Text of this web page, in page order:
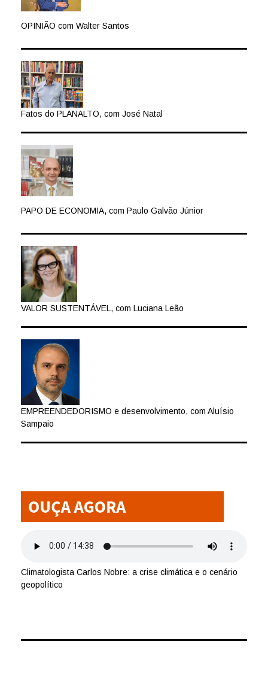
OPINIÃO com Walter Santos
Fatos do PLANALTO, com José Natal
PAPO DE ECONOMIA, com Paulo Galvão Júnior
VALOR SUSTENTÁVEL, com Luciana Leão
EMPREENDEDORISMO e desenvolvimento, com Aluísio
Sampaio
Climatologista Carlos Nobre: a crise climática e o cenário
geopolítico